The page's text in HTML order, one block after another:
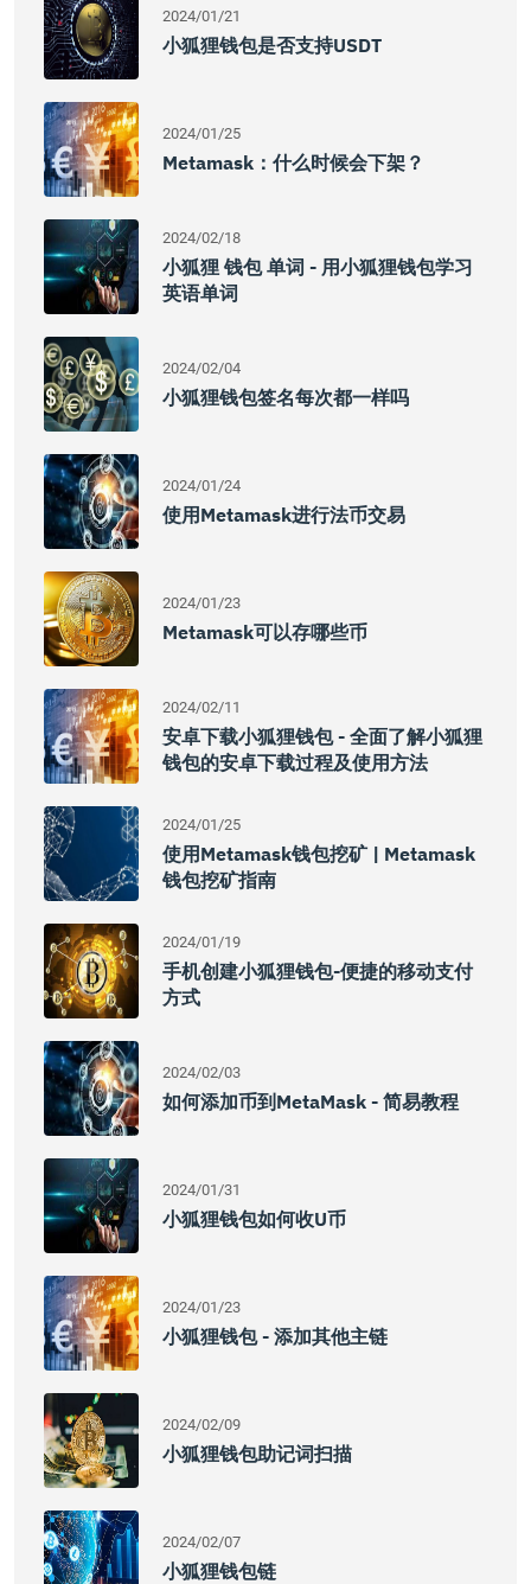
2024/01/21
小狐狸钱包是否支持USDT
2024/01/25
Metamask：什么时候会下架？
2024/02/18
小狐狸 钱包 单词 - 用小狐狸钱包学习
英语单词
2024/02/04
小狐狸钱包签名每次都一样吗
2024/01/24
使用Metamask进行法币交易
2024/01/23
Metamask可以存哪些币
2024/02/11
安卓下载小狐狸钱包 - 全面了解小狐狸
钱包的安卓下载过程及使用方法
2024/01/25
使用Metamask钱包挖矿 | Metamask
钱包挖矿指南
2024/01/19
手机创建小狐狸钱包-便捷的移动支付
方式
2024/02/03
如何添加币到MetaMask - 简易教程
2024/01/31
小狐狸钱包如何收U币
2024/01/23
小狐狸钱包 - 添加其他主链
2024/02/09
小狐狸钱包助记词扫描
2024/02/07
小狐狸钱包链